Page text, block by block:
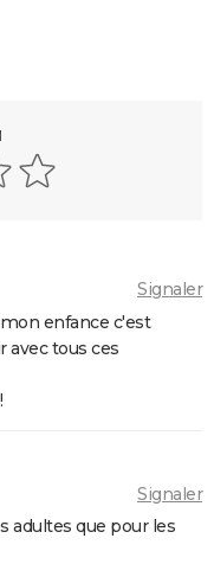
Signaler
enfance c'est
avec tous ces
Signaler
adultes que pour les